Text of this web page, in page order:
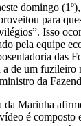
domingo
para
Isso
pela equipe
das
de um fuzileiro
da
da Marinha
é composto